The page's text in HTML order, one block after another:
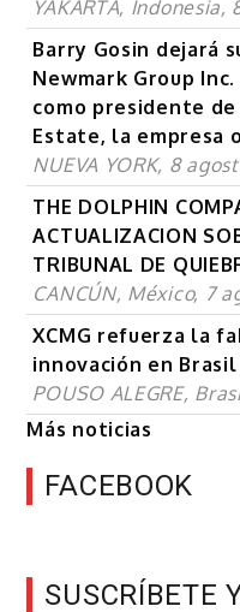
YAKARTA, Indonesia,
Barry Gosin dejará
Newmark Group
como presidente de
Estate, la empresa
NUEVA YORK, 8
THE DOLPHIN
ACTUALIZACION
TRIBUNAL DE
CANCÚN, México, 7
XCMG refuerza la
innovación en Brasil
POUSO ALEGRE,
Más noticias
FACEBOOK
SUSCRÍBETE